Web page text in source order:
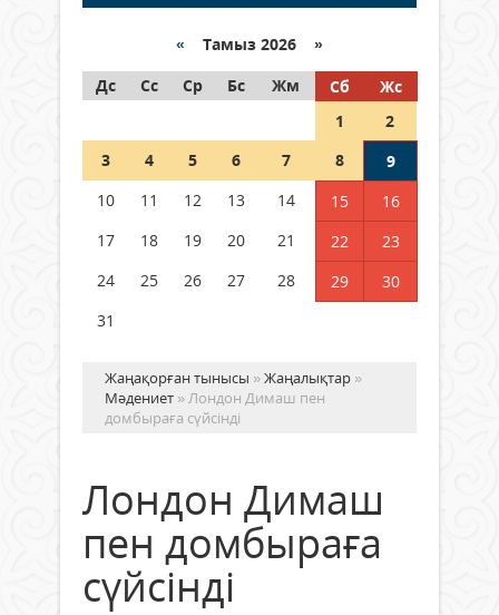
граждане Казахстана,
05 тамыз 2026 ж. 156
Шетелде жүрген Қазақстан
азаматтары қалай дауыс бере
« Тамыз 2026 »
Дс
Сс Ср Бс Жм Сб
Жс
1
2
3
4 5 6 7 8
9
10
11 12 13 14 15
16
17
18 19 20 21 22
23
24
25 26 27 28 29
30
31
Жаңақорған тынысы »Жаңалықтар »
Мәдениет » Лондон Димаш пен
домбыраға сүйсінді
Лондон Димаш
пен домбыраға
сүйсінді